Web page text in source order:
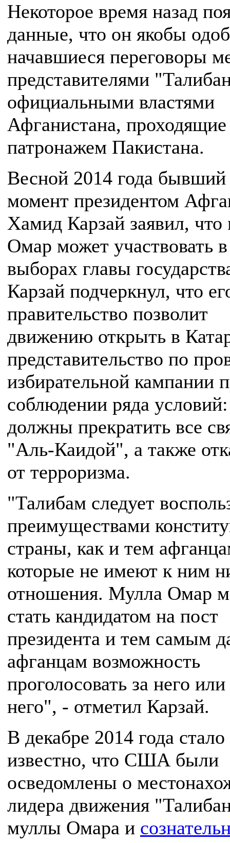
Некоторое время назад
данные, что он якобы
начавшиеся переговоры
представителями
официальными властями
Афганистана,
патронажем Пакистана.
Весной 2014 года бывший
момент президентом
Хамид Карзай заявил, что
Омар может участвовать в
выборах главы
Карзай подчеркнул, что
правительство позволит
движению открыть в
представительство по
избирательной кампании
соблюдении ряда
должны прекратить все
"Аль-Каидой", а также
от терроризма.
"Талибам следует
преимуществами
страны, как и тем
которые не имеют к ним
отношения. Мулла Омар
стать кандидатом на пост
президента и тем самым
афганцам возможность
проголосовать за него
него", - отметил Карзай.
В декабре 2014 года стало
известно, что США были
осведомлены о
лидера движения
муллы Омара и